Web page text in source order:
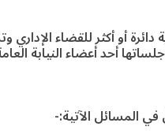
أو أكثر للقضاء الإداري
أحد أعضاء النيابة
المسائل الآتية:-